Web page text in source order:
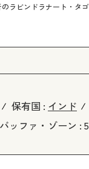
ラビンドラナート・タ
保有国 : インド
バッファ・ゾーン :